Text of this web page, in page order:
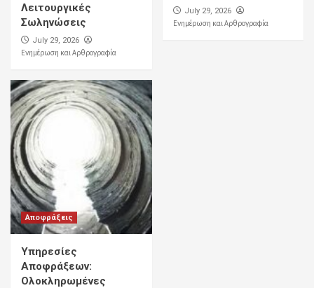
Λειτουργικές
Σωληνώσεις
July 29, 2026
Ενημέρωση και Αρθρογραφία
July 29, 2026
Ενημέρωση και Αρθρογραφία
Αποφράξεις
Υπηρεσίες
Αποφράξεων:
Ολοκληρωμένες